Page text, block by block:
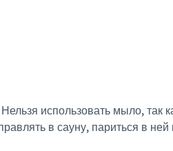
использовать мыло, так
в сауну, париться в ней